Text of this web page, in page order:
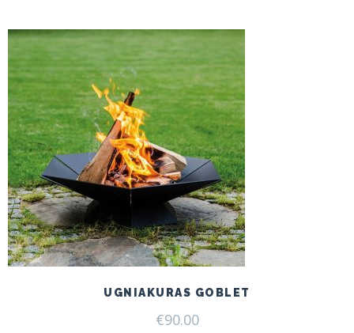
UGNIAKURAS GOBLET
€90.00